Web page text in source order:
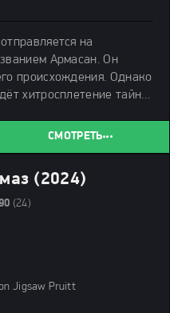
на
Армасан. Он
происхождения. Однако
хитросплетение тайн:
минувших дней.
СМОТРЕТЬ
(2024)
(24)
Jigsaw Pruitt